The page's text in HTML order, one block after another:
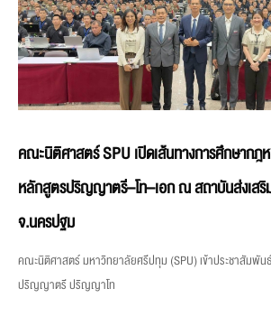
คณะนิติศาสตร์ SPU เปิดเส้นทางการศึกษากฎ
หลักสูตรปริญญาตรี–โท–เอก ณ สถาบันส่งเส
จ.นครปฐม
คณะนิติศาสตร์ มหาวิทยาลัยศรีปทุม (SPU) เข้าประชาสัมพั
ปริญญาตรี ปริญญาโท